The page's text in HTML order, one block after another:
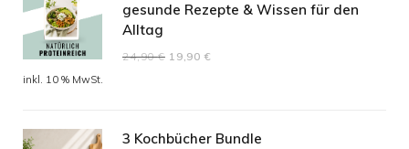
gesunde Rezepte & Wissen für den
Alltag
24,90€ Ursprünglicher
19,90 €
inkl. 10 % MwSt.
3 Kochbücher Bundle